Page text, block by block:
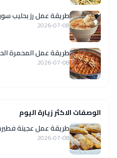
طريقة عمل رز بحليب سوري بـ 5
2026-07-08
طريقة عمل المحمرة
2026-07-08
الوصفات الاكثر زيارة اليوم
طريقة عمل عجينة
2026-07-08